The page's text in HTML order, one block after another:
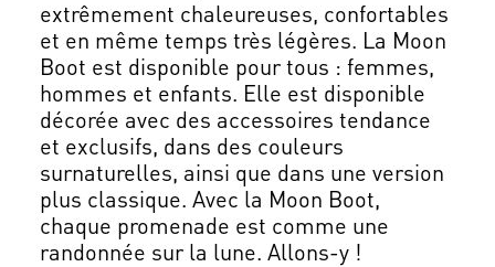
extrêmement chaleureuses, confortables
et en même temps très légères. La Moon
Boot est disponible pour tous : femmes,
hommes et enfants. Elle est disponible
décorée avec des accessoires tendance
et exclusifs, dans des couleurs
surnaturelles, ainsi que dans une version
plus classique. Avec la Moon Boot,
chaque promenade est comme une
randonnée sur la lune. Allons-y !